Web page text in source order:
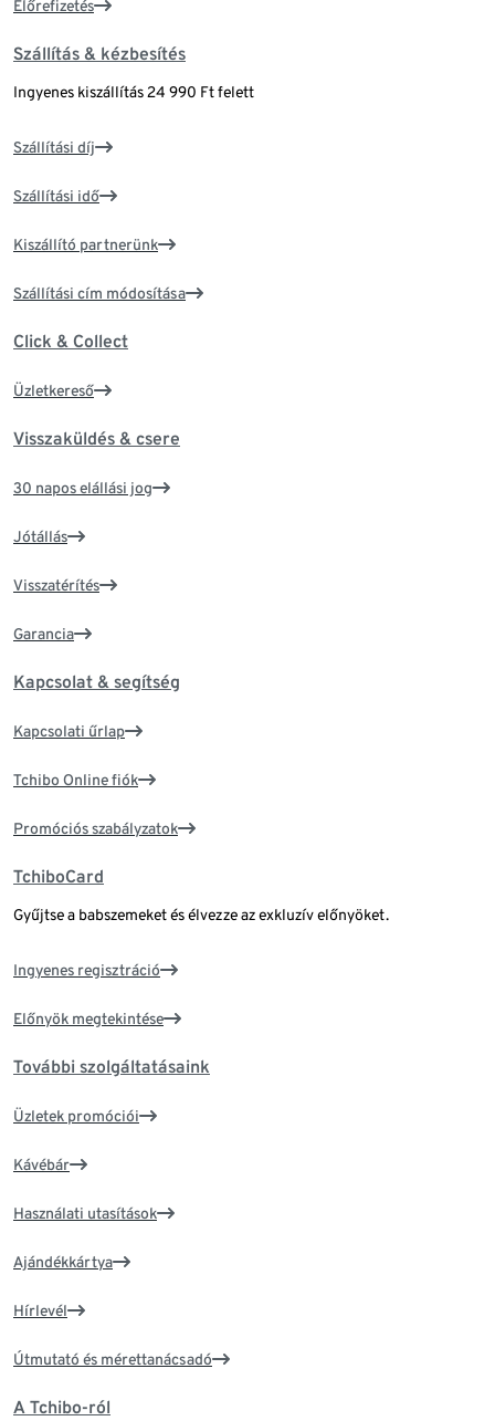
Előrefizetés
Szállítás & kézbesítés
Ingyenes kiszállítás 24 990 Ft felett
Szállítási díj
Szállítási idő
Kiszállító partnerünk
Szállítási cím módosítása
Click & Collect
Üzletkereső
Visszaküldés & csere
30 napos elállási jog
Jótállás
Visszatérítés
Garancia
Kapcsolat & segítség
Kapcsolati űrlap
Tchibo Online fiók
Promóciós szabályzatok
TchiboCard
Gyűjtse a babszemeket és élvezze az exkluzív előnyöket.
Ingyenes regisztráció
Előnyök megtekintése
További szolgáltatásaink
Üzletek promóciói
Kávébár
Használati utasítások
Ajándékkártya
Hírlevél
Útmutató és mérettanácsadó
A Tchibo-ról